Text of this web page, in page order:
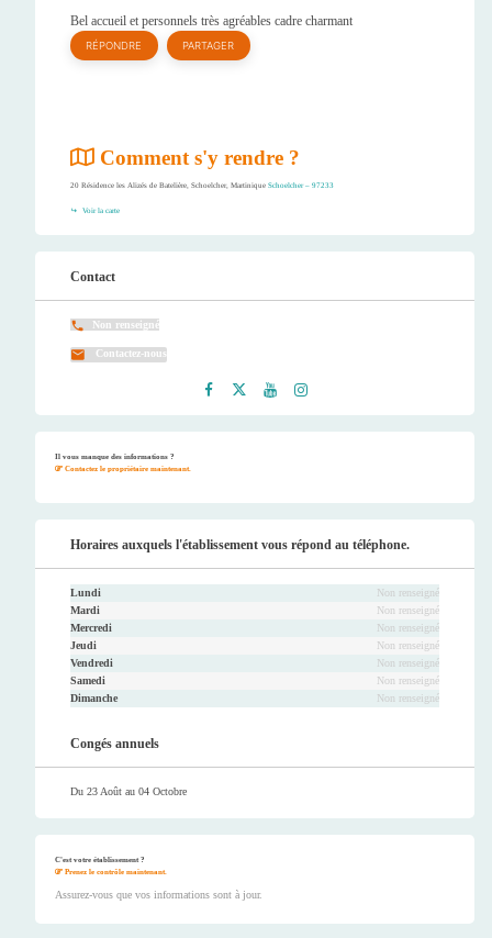
Bel accueil et personnels très agréables cadre charmant
RÉPONDRE PARTAGER
Comment s'y rendre ?
20 Résidence les Alizés de Batelière, Schoelcher, Martinique Schoelcher – 97233
Voir la carte
Contact
Non renseigné
Contactez-nous
Il vous manque des informations ?
Contactez le propriétaire maintenant.
Horaires auxquels l'établissement vous répond au téléphone.
Lundi
Non renseigné
Mardi
Non renseigné
Mercredi
Non renseigné
Jeudi
Non renseigné
Vendredi
Non renseigné
Samedi
Non renseigné
Dimanche
Non renseigné
Congés annuels
Du 23 Août au 04 Octobre
C'est votre établissement ?
Prenez le contrôle maintenant.
Assurez-vous que vos informations sont à jour.